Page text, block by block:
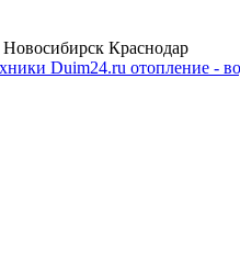
Новосибирск Краснодар
отопление -